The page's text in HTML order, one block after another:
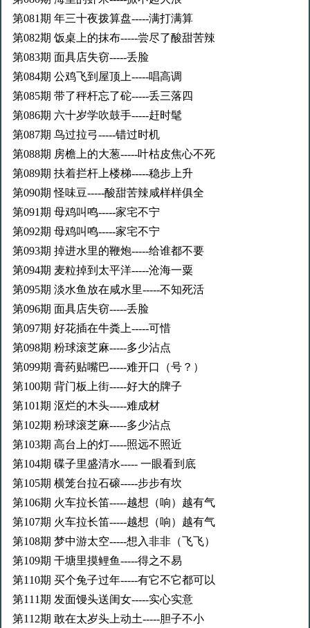
第081期 年三十夜拨算盘-----满打满算
第082期 饭桌上的抹布-----尝尽了酸甜苦辣
第083期 面具店失窃-----丢脸
第084期 公鸡飞到屋顶上-----唱高调
第085期 带了秤杆忘了砣-----丢三落四
第086期 六十岁学吹鼓手-----赶时髦
第087期 鸟过拉弓-----错过时机
第088期 房檐上的大葱-----叶枯皮焦心不死
第089期 扶着拦杆上楼梯-----稳步上升
第090期 怪味豆-----酸甜苦辣咸样样俱全
第091期 母鸡叫鸣-----家宅不宁
第092期 母鸡叫鸣-----家宅不宁
第093期 掉进水里的鞭炮-----给谁都不要
第094期 麦粒掉到太平洋-----沧海一粟
第095期 淡水鱼放在咸水里-----不知死活
第096期 面具店失窃-----丢脸
第097期 好花插在牛粪上-----可惜
第098期 粉球滚芝麻-----多少沾点
第099期 膏药贴嘴巴-----难开口（号？）
第100期 背门板上街-----好大的牌子
第101期 沤烂的木头-----难成材
第102期 粉球滚芝麻-----多少沾点
第103期 高台上的灯-----照远不照近
第104期 碟子里盛清水----- 一眼看到底
第105期 横笼台拉石磙-----步步有坎
第106期 火车拉长笛-----越想（响）越有气
第107期 火车拉长笛-----越想（响）越有气
第108期 梦中游太空-----想入非非（飞飞）
第109期 干塘里摸鲤鱼-----得之不易
第110期 买个兔子过年-----有它不它都可以
第111期 发面馒头送闺女-----实心实意
第112期 敢在太岁头上动土-----胆子不小